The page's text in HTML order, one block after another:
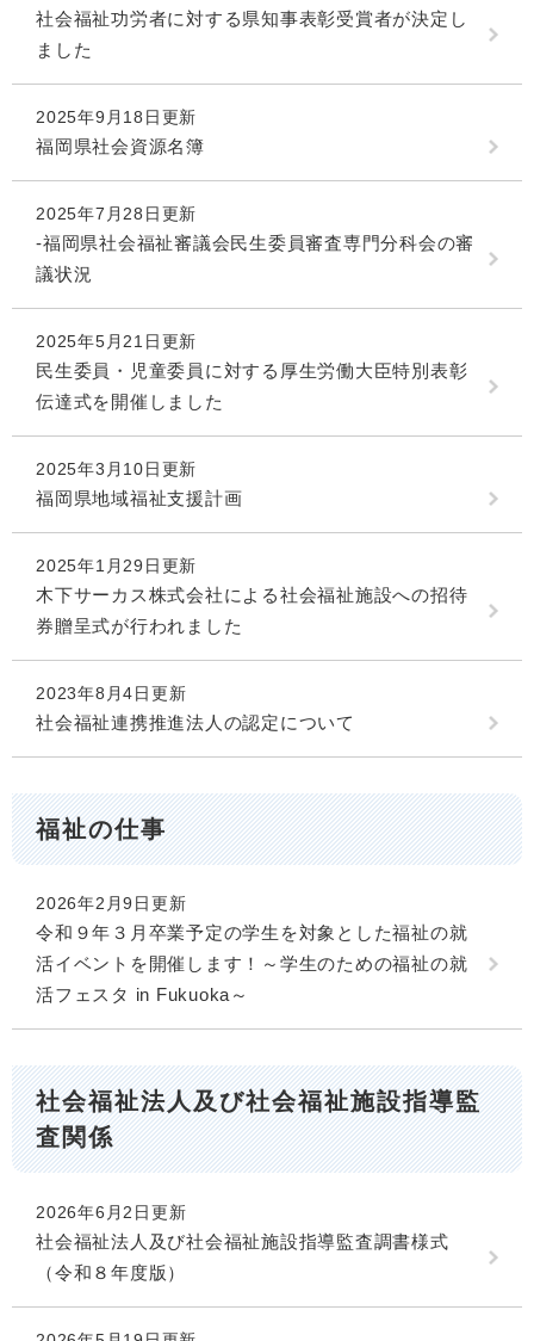
社会福祉功労者に対する県知事表彰受賞者が決定し
ました
2025年9月18日更新
福岡県社会資源名簿
2025年7月28日更新
-福岡県社会福祉審議会民生委員審査専門分科会の審
議状況
2025年5月21日更新
民生委員・児童委員に対する厚生労働大臣特別表彰
伝達式を開催しました
2025年3月10日更新
福岡県地域福祉支援計画
2025年1月29日更新
木下サーカス株式会社による社会福祉施設への招待
券贈呈式が行われました
2023年8月4日更新
社会福祉連携推進法人の認定について
福祉の仕事
2026年2月9日更新
令和９年３月卒業予定の学生を対象とした福祉の就
活イベントを開催します！～学生のための福祉の就
活フェスタ in Fukuoka～
社会福祉法人及び社会福祉施設指導監
査関係
2026年6月2日更新
社会福祉法人及び社会福祉施設指導監査調書様式
（令和８年度版）